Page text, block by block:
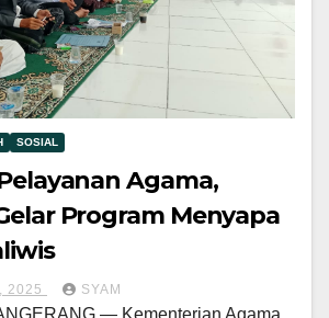
SOSIAL
Agama,
Program Menyapa
2025 SYAM